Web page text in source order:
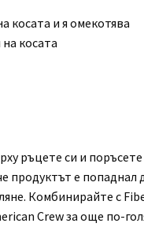
косата и я омекотява
косата
ръцете си и поръсете
продуктът е попаднал
Комбинирайте с
Crew за още по-